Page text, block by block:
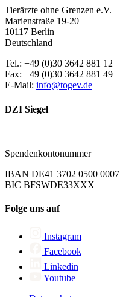
Tierärzte ohne Grenzen e.V.
Marienstraße 19-20
10117 Berlin
Deutschland
Tel.: +49 (0)30 3642 881 12
Fax: +49 (0)30 3642 881 49
E-Mail: info@togev.de
DZI Siegel
Spendenkontonummer
IBAN DE41 3702 0500
BIC BFSWDE33XXX
Folge uns auf
Instagram
Facebook
Linkedin
Youtube